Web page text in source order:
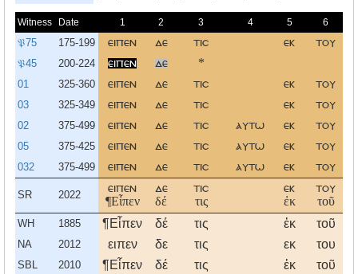
Witness Date 1 2 3 4 5 6
𝔓75 175-199 ειπεν δε τισ εκ του
𝔓45 200-224 ειπεν δε *
01 325-360 ειπεν δε τισ εκ του
03 325-349 ειπεν δε τισ εκ του
02 375-499 ειπεν δε τισ αυτω εκ του
05 375-425 ειπεν δε τισ αυτω εκ του
032 375-499 ειπεν δε τισ αυτω εκ του
SR 2022
ειπεν
¶Εἶπεν
δε
δέ
τισ
τις
εκ
ἐκ
του
τοῦ
WH 1885 ¶Εἶπεν δέ τις ἐκ τοῦ
NA 2012 ειπεν δε τις εκ του
SBL 2010 ¶Εἶπεν δέ τις ἐκ τοῦ